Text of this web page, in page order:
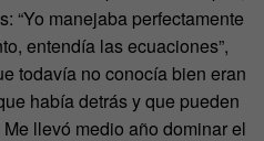
“Yo manejaba perfectamente
entendía las ecuaciones”,
todavía no conocía bien eran
había detrás y que pueden
llevó medio año dominar el